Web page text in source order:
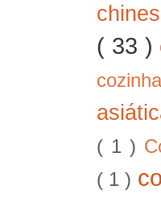
( 33 )
( 1 )
( 1 )